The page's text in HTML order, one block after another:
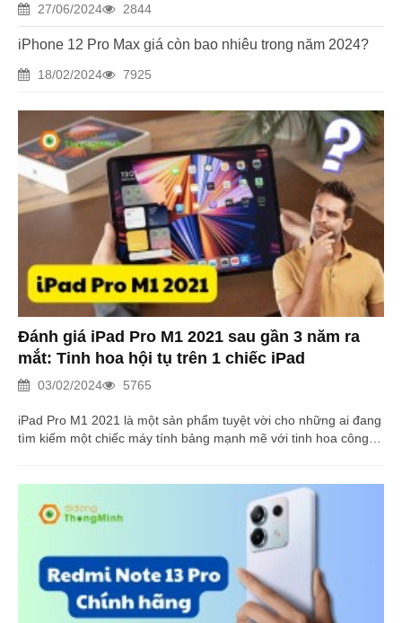
27/06/2024 2844
iPhone 12 Pro Max giá còn bao nhiêu trong năm 2024?
18/02/2024 7925
Đánh giá iPad Pro M1 2021 sau gần 3 năm ra
mắt: Tinh hoa hội tụ trên 1 chiếc iPad
03/02/2024 5765
iPad Pro M1 2021 là một sản phẩm tuyệt vời cho những ai đang
tìm kiếm một chiếc máy tính bảng mạnh mẽ với tinh hoa công